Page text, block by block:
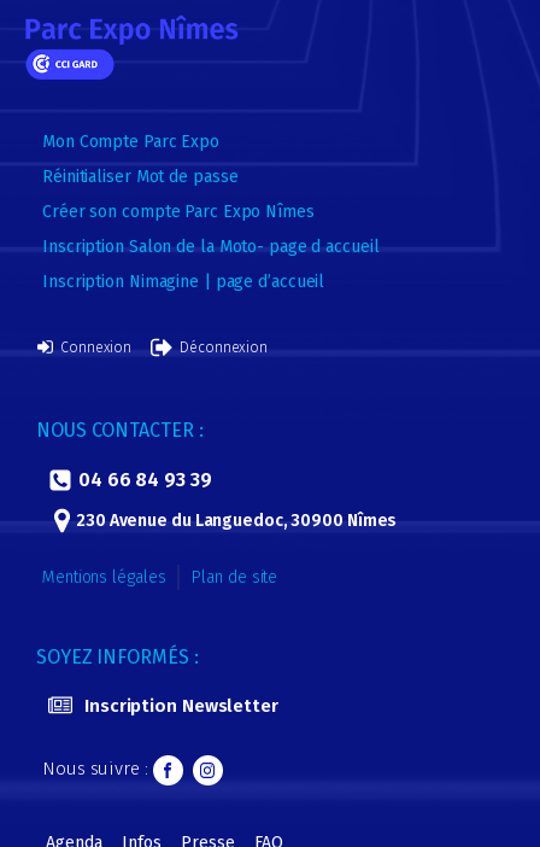
Mon Compte Parc Expo
Réinitialiser Mot de passe
Créer son compte Parc Expo Nîmes
Inscription Salon de la Moto- page d accueil
Inscription Nimagine | page d’accueil
Connexion Déconnexion
NOUS CONTACTER :
04 66 84 93 39
230 Avenue du Languedoc, 30900 Nîmes
Mentions légales Plan de site
SOYEZ INFORMÉS :
Inscription Newsletter
Nous suivre :
Agenda Infos Presse FAQ